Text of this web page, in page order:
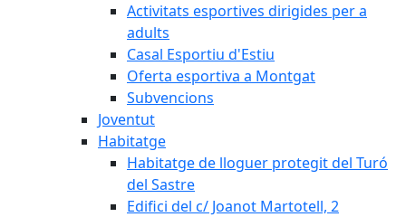
Activitats esportives dirigides per a
adults
Casal Esportiu d'Estiu
Oferta esportiva a Montgat
Subvencions
Joventut
Habitatge
Habitatge de lloguer protegit del Turó
del Sastre
Edifici del c/ Joanot Martotell, 2